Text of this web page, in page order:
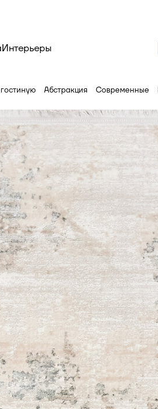
Интерьеры
Абстракция Современные